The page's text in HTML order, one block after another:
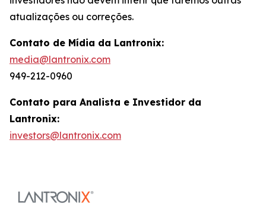
atualizações ou correções.
Contato de Mídia da Lantronix:
media@lantronix.com
949-212-0960
Contato para Analista e Investidor da
Lantronix:
investors@lantronix.com